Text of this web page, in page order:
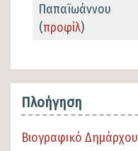
Παπαϊωάννου
(προφίλ)
Πλοήγηση
Βιογραφικό Δημάρχου